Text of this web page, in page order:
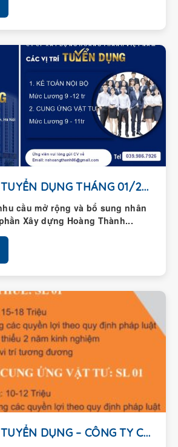
THÔNG BÁO TUYỂN DỤNG THÁNG 01/2026
cầu mở rộng và bổ sung nhân
Xây dựng Hoàng Thành...
THÔNG BÁO TUYỂN DỤNG – CÔNG TY CỔ...
cầu mở rộng sản xuất kinh doanh,